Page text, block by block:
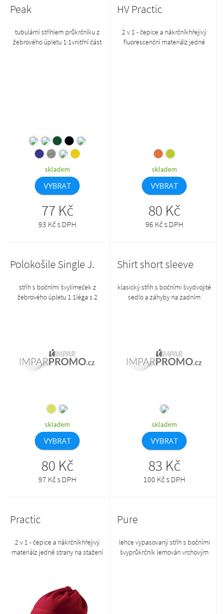
Peak
tubulární střihlem průkrčníku z
žebrového úpletu 1:1vnitřní část
skladem
VYBRAT
77 Kč
93 Kč s DPH
HV Practic
2 v 1 - čepice a nákrčníkhřejivý
fluorescenční materiálz jedné
skladem
VYBRAT
80 Kč
96 Kč s DPH
Polokošile Single J.
střih s bočními švylímeček z
žebrového úpletu 1:1léga s 2
úpravazboží II. jakosti, na zboží II.
jakosti se nevztahuje reklamace
skladem
VYBRAT
80 Kč
97 Kč s DPH
Shirt short sleeve
klasický střih s bočními švydvojité
sedlo a záhyby na zadním
(1 náhradní navíc)zboží II. jakosti,
na zboží II. jakosti se nevztahuje
reklamace
skladem
VYBRAT
83 Kč
100 Kč s DPH
Practic
2 v 1 - čepice a nákrčníkhřejivý
materiálz jedné strany na stažení
Pure
lehce vypasovaný střih s bočními
švyprůkrčník lemován vrchovým